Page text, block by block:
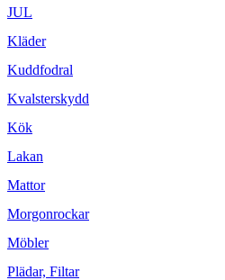
JUL
Kläder
Kuddfodral
Kvalsterskydd
Kök
Lakan
Mattor
Morgonrockar
Möbler
Plädar, Filtar